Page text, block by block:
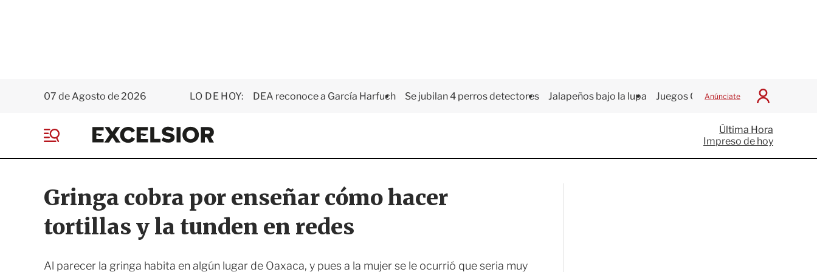
07 de Agosto de 2026 LO DE HOY: DEA reconoce a García Harfuch Se jubilan 4 perros detectores Jalapeños bajo la lupa Juegos Centroamericanos
Anúnciate
I
c
i
a
E
x
e
i
o
r
e
Última Hora
Impreso de hoy
Gringa cobra por enseñar cómo hacer
tortillas y la tunden en redes
Al parecer la gringa habita en algún lugar de Oaxaca, y pues a la mujer se le ocurrió que seria muy